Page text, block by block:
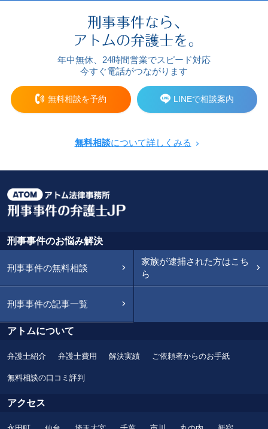
年中無休、24時間営業でスピード対応
今すぐ電話がつながります
無料相談を予約 LINEで相談案内
無料相談について詳しくみる
刑事事件のお悩み解決
刑事事件の無料相談
家族が逮捕された方はこち
ら
刑事事件の記事一覧
アトムについて
弁護士紹介 弁護士費用 解決実績 ご依頼者からのお手紙
無料相談の口コミ評判
アクセス